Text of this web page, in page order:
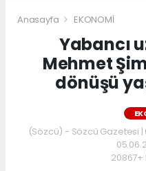
Anasayfa EKONOMİ
Yabancı
Mehmet
dönüşü
(Sözcü) - Sözcü Gazetesi |